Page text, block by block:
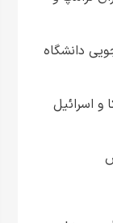
دانشگاه
و اسرائیل